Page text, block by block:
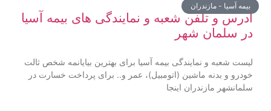
بیمه آسیا - مازندران
آدرس و تلفن شعبه و نمایندگی های بیمه آسیا
در سلمان شهر
لیست شعبه و نمایندگی بیمه آسیا برای بهترین بیایانمه شخص ثالت
خودرو و بدنه ماشین (اتومبیل)، عمر و.. برای پرداخت خسارت در
سلمانشهر مازندران اینجا